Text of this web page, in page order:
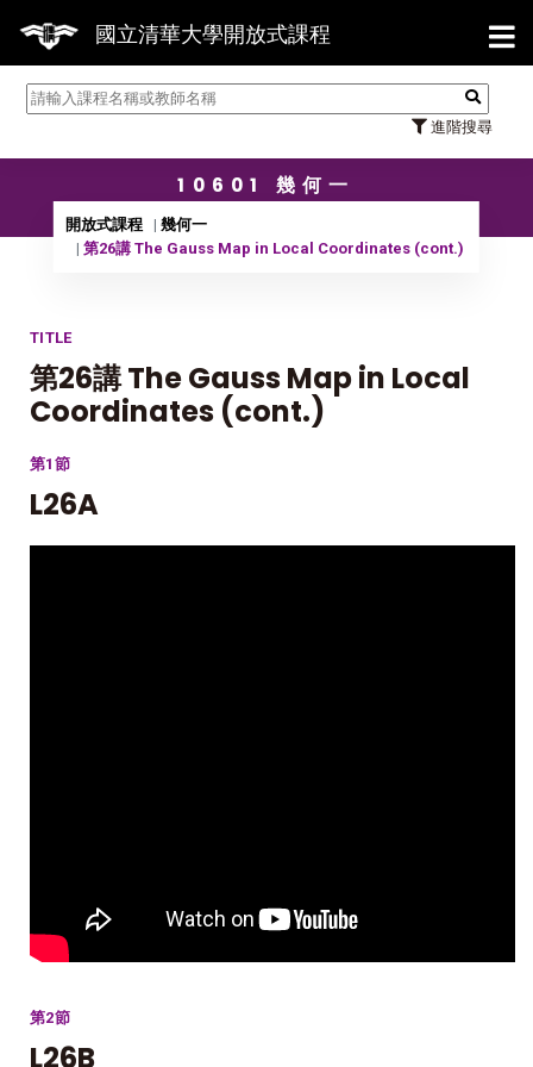
國立清華大學開放式課程
進階搜尋
【
10601 幾何一
開放式課程
幾何一
第26講 The Gauss Map in Local Coordinates (cont.)
TITLE
第26講 The Gauss Map in Local
Coordinates (cont.)
第1節
L26A
第2節
L26B